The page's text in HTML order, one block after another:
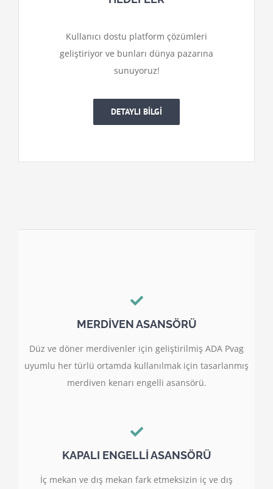
Kullanıcı dostu platform çözümleri
geliştiriyor ve bunları dünya pazarına
sunuyoruz!
DETAYLI BİLGİ
MERDİVEN ASANSÖRÜ
Düz ve döner merdivenler için geliştirilmiş ADA Pvag
uyumlu her türlü ortamda kullanılmak için tasarlanmış
merdiven kenarı engelli asansörü.
KAPALI ENGELLİ ASANSÖRÜ
İç mekan ve dış mekan fark etmeksizin iç ve dış